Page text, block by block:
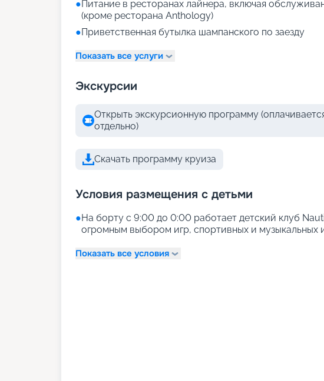
●Питание в ресторанах лайнера, включая
(кроме ресторана Anthology)
●Приветственная бутылка шампанского по заезду
Показать все услуги
Экскурсии
Открыть экскурсионную программу
отдельно)
Скачать программу круиза
Условия размещения с детьми
●На борту с 9:00 до 0:00 работает детский клуб
огромным выбором игр, спортивных и музыкальных
Показать все условия